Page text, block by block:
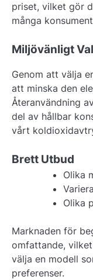
priset, vilket gör
många
Miljövänligt Val
Genom att välja
att minska den
Återanvändning
del av hållbar
vårt
Brett Utbud
Olika
Olika
Marknaden för
omfattande,
välja en modell
preferenser.